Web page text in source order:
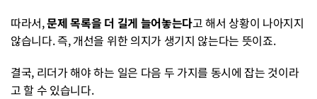
따라서, 문제 목록을 더 길게 늘어놓는다고 해서 상황이 나아지지
않습니다. 즉, 개선을 위한 의지가 생기지 않는다는 뜻이죠.
결국, 리더가 해야 하는 일은 다음 두 가지를 동시에 잡는 것이라
고 할 수 있습니다.